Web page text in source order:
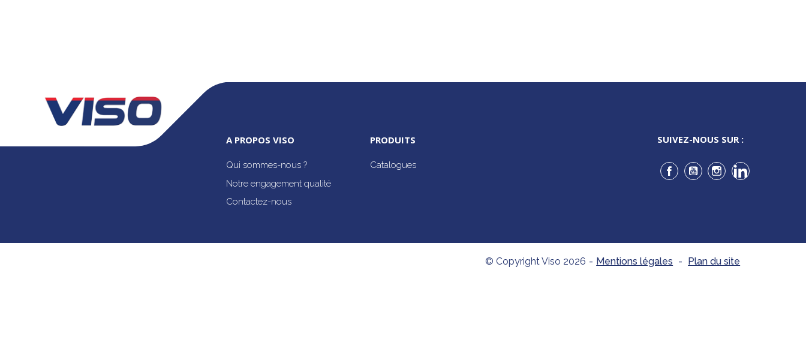
A PROPOS VISO
Qui sommes-nous ?
Notre engagement qualité
Contactez-nous
PRODUITS
Catalogues
SUIVEZ-NOUS SUR :
Facebook
YouTubeInstagramLinkedIn
© Copyright Viso 2026 - Mentions légales - Plan du site